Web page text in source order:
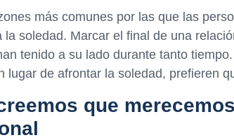
más comunes por las que las
la soledad. Marcar el final de una
tenido a su lado durante tanto
lugar de afrontar la soledad, prefieren
que